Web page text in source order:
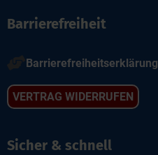
Barrierefreiheit
Barrierefreiheitserklärung
VERTRAG WIDERRUFEN
Sicher & schnell